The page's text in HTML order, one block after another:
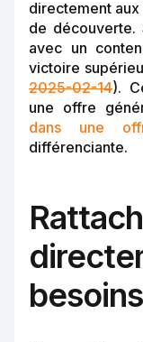
directement
de découverte.
avec un
victoire
2025-02-14).
une offre
dans une
différenciante.